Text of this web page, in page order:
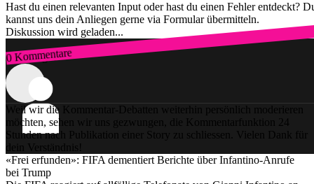
Hast du einen relevanten Input oder hast du einen Fehler entdeckt?
kannst uns dein Anliegen gerne via Formular übermitteln.
Diskussion wird geladen...
0 Kommentare
Zum Login
Weil wir die Kommentar-Debatten weiterhin persönlich moderieren
möchten, sehen wir uns gezwungen, die Kommentarfunktion 24
Stunden nach Publikation einer Story zu schliessen. Vielen Dank für
dein Verständnis!
«Frei erfunden»: FIFA dementiert Berichte über Infantino-Anrufe
bei Trump